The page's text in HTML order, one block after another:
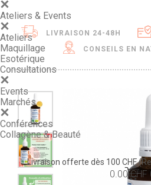
Ateliers & Events
Ateliers
Maquillage
Esotérique
Consultations
Events
Marchés
Conférences
Collagène & Beauté
Livraison offerte dès 100 CHF
0.00 CHF
LIVRAISON 24-48H
CONSEILS EN